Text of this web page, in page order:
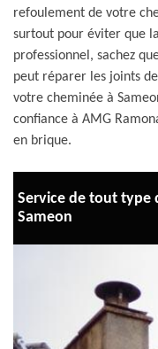
refoulement de votre
surtout pour éviter que
professionnel, sachez
peut réparer les joints
votre cheminée à
confiance à AMG
en brique.
Service de tout type
Sameon